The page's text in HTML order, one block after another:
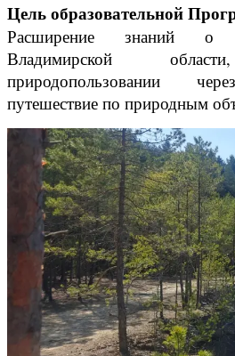
Цель образовательной
Расширение знаний о
Владимирской
природопользовании
путешествие по природным